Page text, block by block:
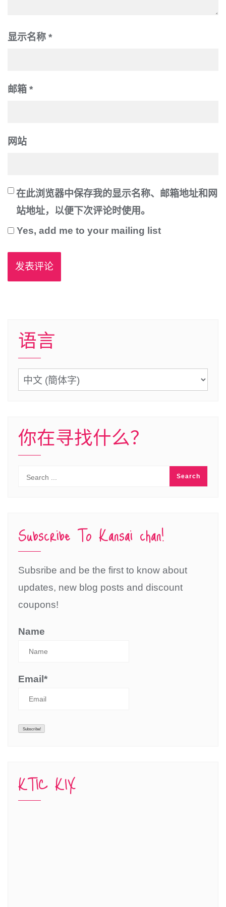
显示名称 *
邮箱 *
网站
在此浏览器中保存我的显示名称、邮箱地址和网
站地址，以便下次评论时使用。
Yes, add me to your mailing list
语言
语
言
你在寻找什么？
Subscribe To Kansai chan!
Subsribe and be the first to know about
updates, new blog posts and discount
coupons!
Name
Email*
KTIC KIX